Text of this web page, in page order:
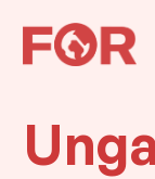
Hopp
til